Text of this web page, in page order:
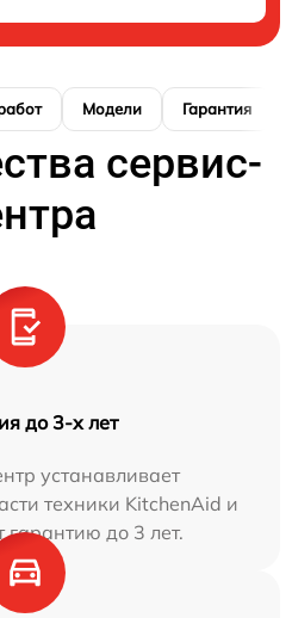
Модели Гарантия
сервис-
до 3-х лет
устанавливает
техники KitchenAid и
гарантию до 3 лет.